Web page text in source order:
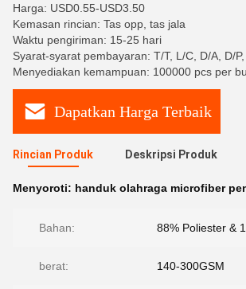
Harga: USD0.55-USD3.50
Kemasan rincian: Tas opp, tas jala
Waktu pengiriman: 15-25 hari
Syarat-syarat pembayaran: T/T, L/C, D/A, D/
Menyediakan kemampuan: 100000 pcs per
Dapatkan Harga Terbaik
Rincian Produk Deskripsi Produk
Menyoroti: handuk olahraga microfiber
Bahan: 88% Poliester &
berat: 140-300GSM